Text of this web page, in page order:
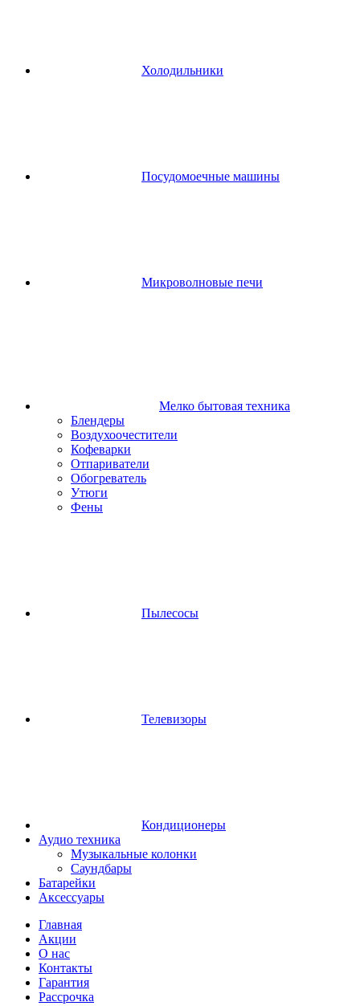
Холодильники
Посудомоечные машины
Микроволновые печи
Мелко бытовая техника
Блендеры
Воздухоочестители
Кофеварки
Отпариватели
Обогреватель
Утюги
Фены
Пылесосы
Телевизоры
Кондиционеры
Аудио техника
Музыкальные колонки
Саундбары
Батарейки
Аксессуары
Главная
Акции
О нас
Контакты
Гарантия
Рассрочка